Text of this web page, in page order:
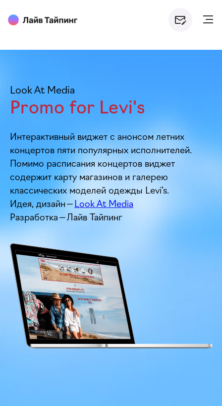
Look At Media
Promo for Levi's
Интерактивный виджет с анонсом летних
концертов пяти популярных исполнителей.
Помимо расписания концертов виджет
содержит карту магазинов и галерею
классических моделей одежды Levi’s.
Идея, дизайн —Look At Media
Разработка — Лайв Тайпинг